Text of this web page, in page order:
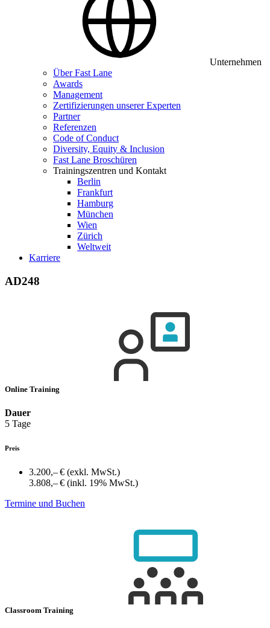
Unternehmen
Über Fast Lane
Awards
Management
Zertifizierungen unserer Experten
Partner
Referenzen
Code of Conduct
Diversity, Equity & Inclusion
Fast Lane Broschüren
Trainingszentren und Kontakt
Berlin
Frankfurt
Hamburg
München
Wien
Zürich
Weltweit
Karriere
AD248
Online Training
Dauer
5 Tage
Preis
3.200,– € (exkl. MwSt.)
3.808,– € (inkl. 19% MwSt.)
Termine und Buchen
Classroom Training